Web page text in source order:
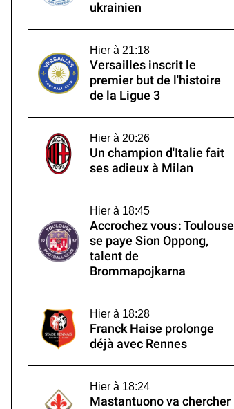
ukrainien
Hier à 21:18
Versailles inscrit le
premier but de l'histoire
de la Ligue 3
Hier à 20:26
Un champion d'Italie fait
ses adieux à Milan
Hier à 18:45
Accrochez vous : Toulouse
se paye Sion Oppong,
talent de
Brommapojkarna
Hier à 18:28
Franck Haise prolonge
déjà avec Rennes
Hier à 18:24
Mastantuono va chercher